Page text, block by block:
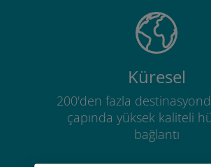
Küresel
200'den fazla
çapında yüksek kaliteli
bağlantı